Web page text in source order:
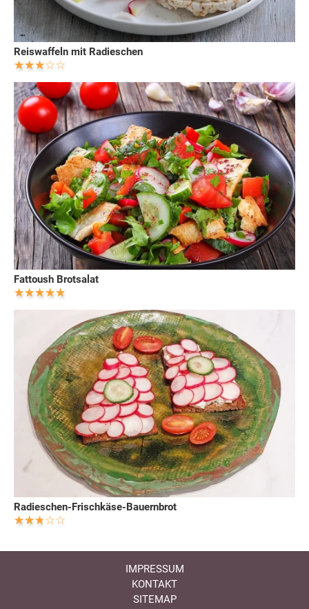
Reiswaffeln mit Radieschen
Fattoush Brotsalat
Radieschen-Frischkäse-Bauernbrot
IMPRESSUM
KONTAKT
SITEMAP